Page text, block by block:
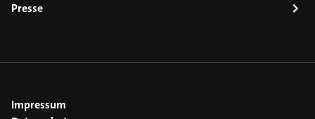
Presse
Impressum